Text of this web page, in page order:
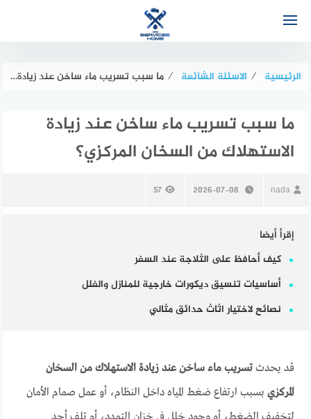
الرئيسية ⁄ الاسئلة الشائعة ⁄ ما سبب تسريب ماء ساخن عند زيادة الاستهلاك من السخان المركزي؟
ما سبب تسريب ماء ساخن عند زيادة
الاستهلاك من السخان المركزي؟
nada
2026-07-08
57
إقرأ أيضا
كيف أحافظ على الثلاجة عند السفر
أساسيات تنسيق ديكورات خارجية للمنازل والفلل
نصائح لاختيار اثاث حدائق مثالي
قد يحدثتسريب ماء ساخن عند زيادة الاستهلاك من السخان
المركزي بسبب ارتفاع ضغط المياه داخل النظام، أو عمل صمام الأمان